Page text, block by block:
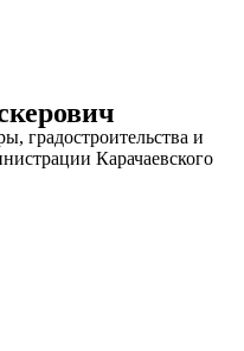
градостроительства и
Карачаевского